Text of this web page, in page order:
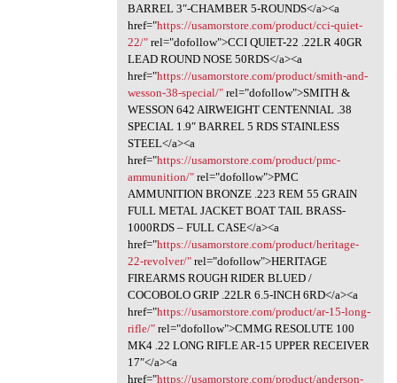
BARREL 3″-CHAMBER 5-ROUNDS</a><a
href="https://usamorstore.com/product/cci-quiet-
22/"rel="dofollow">CCI QUIET-22 .22LR 40GR
LEAD ROUND NOSE 50RDS</a><a
href="https://usamorstore.com/product/smith-and-
wesson-38-special/"rel="dofollow">SMITH &
WESSON 642 AIRWEIGHT CENTENNIAL .38
SPECIAL 1.9″ BARREL 5 RDS STAINLESS
STEEL</a><a
href="https://usamorstore.com/product/pmc-
ammunition/"rel="dofollow">PMC
AMMUNITION BRONZE .223 REM 55 GRAIN
FULL METAL JACKET BOAT TAIL BRASS-
1000RDS – FULL CASE</a><a
href="https://usamorstore.com/product/heritage-
22-revolver/"rel="dofollow">HERITAGE
FIREARMS ROUGH RIDER BLUED /
COCOBOLO GRIP .22LR 6.5-INCH 6RD</a><a
href="https://usamorstore.com/product/ar-15-long-
rifle/"rel="dofollow">CMMG RESOLUTE 100
MK4 .22 LONG RIFLE AR-15 UPPER RECEIVER
17″</a><a
href="https://usamorstore.com/product/anderson-